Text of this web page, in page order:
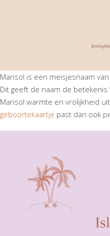
Marisol is een meisjesnaam
Dit geeft de naam de betekenis
Marisol warmte en vrolijkheid
geboortekaartje past dan ook